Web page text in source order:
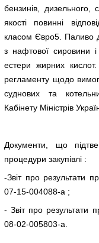
бензинів, дизельного,
якості повинні
класом Євро5. Паливо
з нафтової сировини
естери жирних
регламенту щодо
суднових та
Кабінету Міністрів
Документи, що
процедури закупівлі :
-Звіт про результати
07-15-004088-а ;
- Звіт про результати
08-02-005803-a.